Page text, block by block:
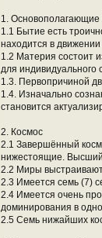
1.
1.1 Бытие есть
находится в
1.2 Материя состоит
для индивидуального
1.3. Первопричиной
1.4. Изначально
становится
2. Космос
2.1 Завершённый
нижестоящие. Высший
2.2 Миры
2.3 Имеется семь (7)
2.4 Имеется очень
доминирования в
2.5 Семь нижайших